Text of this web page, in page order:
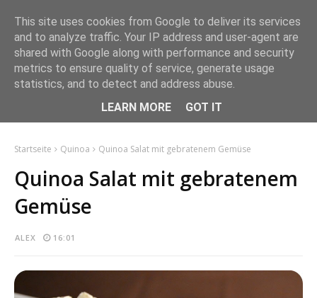
Startseite Quinoa Quinoa Salat mit gebratenem Gemüse
Quinoa Salat mit gebratenem
Gemüse
ALEX 16:01
This site uses cookies from Google to deliver its services
and to analyze traffic. Your IP address and user-agent are
shared with Google along with performance and security
metrics to ensure quality of service, generate usage
statistics, and to detect and address abuse.
LEARN MORE
GOT IT